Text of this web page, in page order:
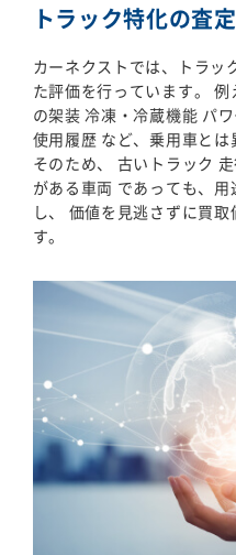
トラック特化の査
カーネクストでは、トラッ
た評価を行っています。
の架装 冷凍・冷蔵機能 パ
使用履歴 など、乗用車とは
そのため、 古いトラック
がある車両 であっても、
し、 価値を見逃さずに買
す。